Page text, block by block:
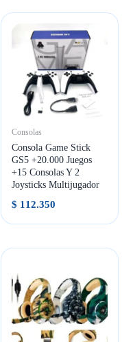
Consolas
Consola Game Stick
GS5 +20.000 Juegos
+15 Consolas Y 2
Joysticks Multijugador
$ 112.350